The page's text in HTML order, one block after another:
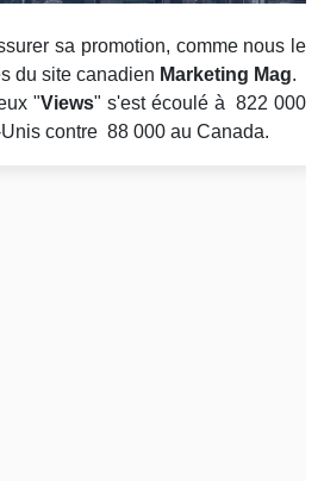
sa promotion, comme nous le
du site canadien Marketing Mag.
"Views" s'est écoulé à 822 000
contre 88 000 au Canada.